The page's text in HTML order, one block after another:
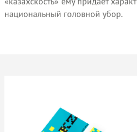
национальный головной убор.